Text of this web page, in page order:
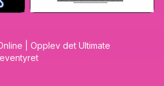
| Opplev det Ultimate